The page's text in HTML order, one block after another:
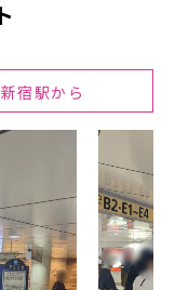
新宿駅から